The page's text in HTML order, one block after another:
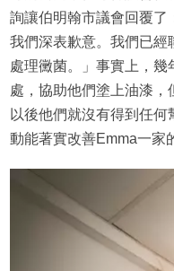
詢讓伯明翰市議會回覆了
我們深表歉意。我們已經
處理黴菌。」事實上，
處，協助他們塗上油漆
以後他們就沒有得到任
動能著實改善Emma一家